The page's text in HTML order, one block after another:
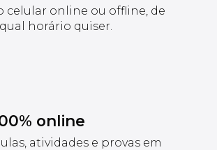
celular online ou offline, de
horário quiser.
online
atividades e provas em